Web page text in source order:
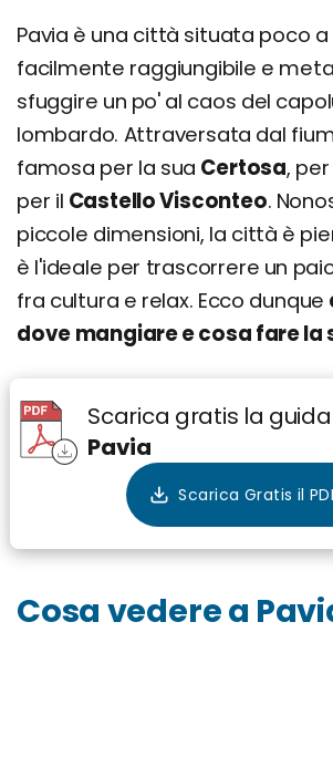
Pavia è una città situata poco a
facilmente raggiungibile e
sfuggire un po' al caos del
lombardo. Attraversata dal
famosa per la sua Certosa, per
per il Castello Visconteo.
piccole dimensioni, la città è
è l'ideale per trascorrere un
fra cultura e relax. Ecco dunque
dove mangiare e cosa fare la
Scarica gratis la guida
Pavia
Cosa vedere a